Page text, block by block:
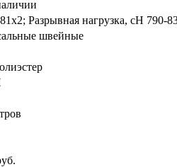
Разрывная нагрузка, сН 790-
швейные